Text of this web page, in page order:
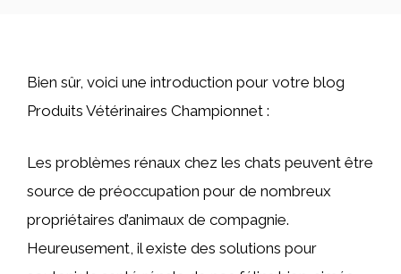
Bien sûr, voici une introduction pour votre blog
Produits Vétérinaires Championnet :
Les problèmes rénaux chez les chats peuvent être
source de préoccupation pour de nombreux
propriétaires d’animaux de compagnie.
Heureusement, il existe des solutions pour